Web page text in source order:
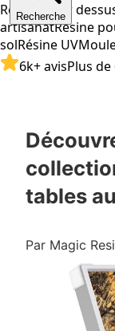
Recherche
Résine pour
artisanatRésine
solRésine UV
6k+ avisPlus de
tables
Par Magic